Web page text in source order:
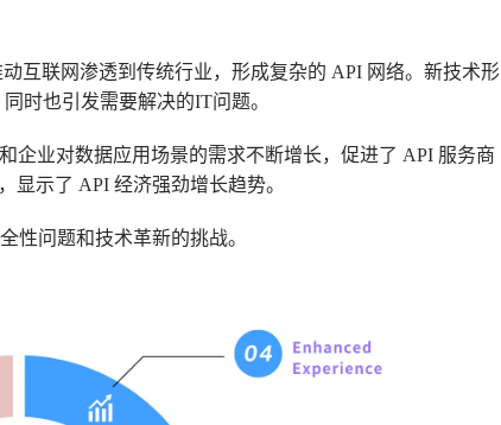
互联网渗透到传统行业，形成复杂的 API 网络。新技术形
时也引发需要解决的IT问题。
企业对数据应用场景的需求不断增长，促进了 API 服务商
显示了 API 经济强劲增长趋势。
性问题和技术革新的挑战。